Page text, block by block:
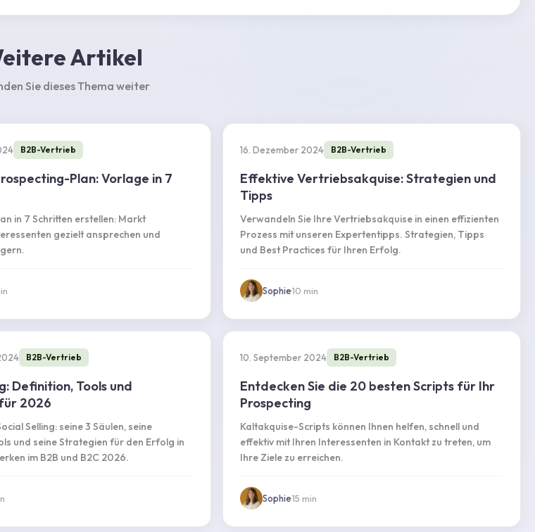
Artikel
Sie dieses Thema weiter
B2B-Vertrieb
Plan: Vorlage in 7
in 7 Schritten erstellen: Markt
gezielt ansprechen und
16. Dezember 2024 B2B-Vertrieb
Effektive Vertriebsakquise: Strategien und
Tipps
Verwandeln Sie Ihre Vertriebsakquise in einen effizienten
Prozess mit unseren Expertentipps. Strategien, Tipps
und Best Practices für Ihren Erfolg.
Sophie·10 min
B2B-Vertrieb
Definition, Tools und
2026
Selling: seine 3 Säulen, seine
und seine Strategien für den Erfolg in
im B2B und B2C 2026.
10. September 2024 B2B-Vertrieb
Entdecken Sie die 20 besten Scripts für Ihr
Prospecting
Kaltakquise-Scripts können Ihnen helfen, schnell und
effektiv mit Ihren Interessenten in Kontakt zu treten, um
Ihre Ziele zu erreichen.
Sophie·15 min